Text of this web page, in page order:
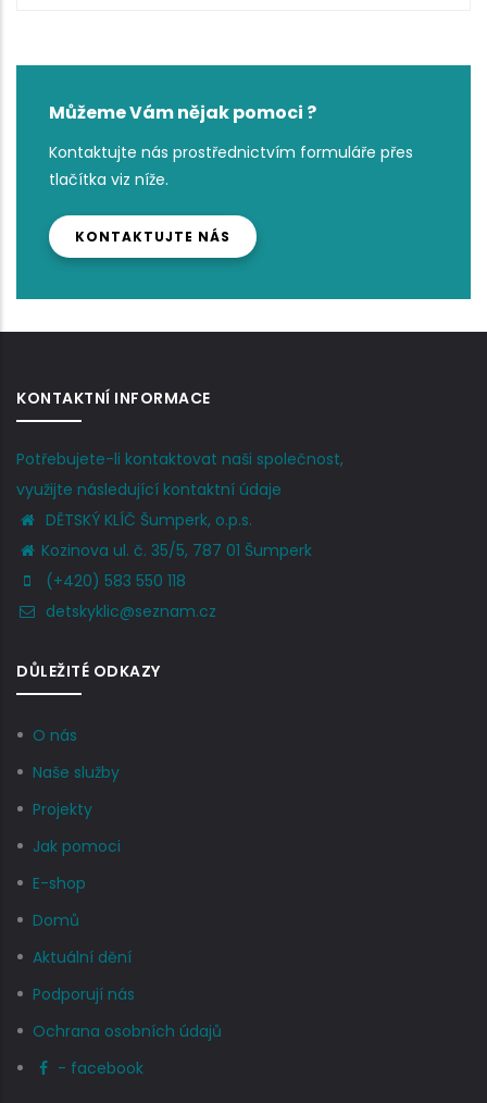
Můžeme Vám nějak pomoci ?
Kontaktujte nás prostřednictvím formuláře přes
tlačítka viz níže.
KONTAKTUJTE NÁS
KONTAKTNÍ INFORMACE
Potřebujete-li kontaktovat naši společnost,
využijte následující kontaktní údaje
DĚTSKÝ KLÍČ Šumperk, o.p.s.
Kozinova ul. č. 35/5, 787 01 Šumperk
(+420) 583 550 118
detskyklic@seznam.cz
DŮLEŽITÉ ODKAZY
O nás
Naše služby
Projekty
Jak pomoci
E-shop
Domů
Aktuální dění
Podporují nás
Ochrana osobních údajů
- facebook